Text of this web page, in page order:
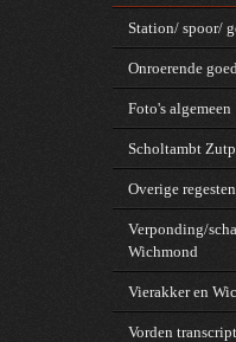
Station/ spoor/
Onroerende
Foto's algemeen
Scholtambt
Overige regesten
Verponding/
Wichmond
Vierakker en
Vorden